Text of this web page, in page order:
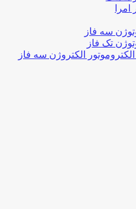
سه فاز
تک فاز
الکتروژن سه فاز